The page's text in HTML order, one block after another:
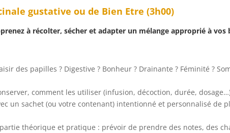
gustative ou de Bien Etre (3h00)
à récolter, sécher et adapter un mélange approprié à vos
des papilles ? Digestive ? Bonheur ? Drainante ? Féminité ?
comment les utiliser (infusion, décoction, durée,
un sachet (ou votre contenant) intentionné et personnalisé de
théorique et pratique : prévoir de prendre des notes, des